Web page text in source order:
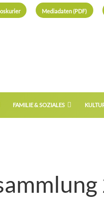
Mediadaten (PDF)
FAMILIE & SOZIALES